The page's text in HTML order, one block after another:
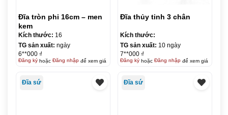
Đĩa tròn phi 16cm – men
kem
Kích thước: 16
TG sản xuất: ngày
6**000 ₫
Đăng kýhoặc Đăng nhậpđể xem giá
Đĩa thủy tinh 3 chân
Kích thước:
TG sản xuất: 10 ngày
7**000 ₫
Đăng kýhoặc Đăng nhậpđể xem giá
Đĩa sứ Đĩa sứ